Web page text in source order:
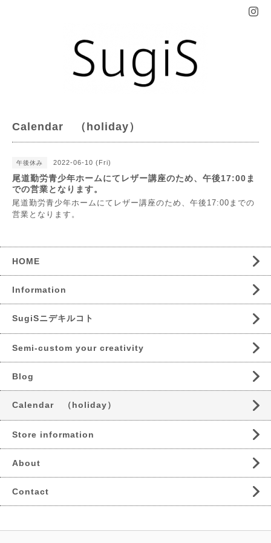
Calendar （holiday）
午後休み 2022-06-10 (Fri)
尾道勤労青少年ホームにてレザー講座のため、午後17:00ま
での営業となります。
尾道勤労青少年ホームにてレザー講座のため、午後17:00までの
営業となります。
HOME
Information
SugiSニデキルコト
Semi-custom your creativity
Blog
Calendar （holiday）
Store information
About
Contact